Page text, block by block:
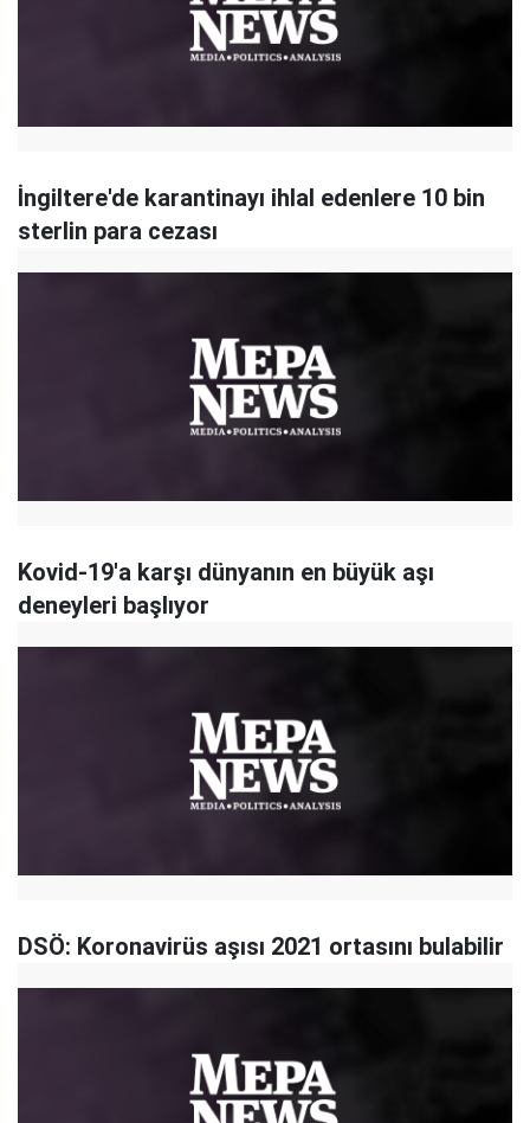
İngiltere'de karantinayı ihlal edenlere 10 bin
sterlin para cezası
Kovid-19'a karşı dünyanın en büyük aşı
deneyleri başlıyor
DSÖ: Koronavirüs aşısı 2021 ortasını bulabilir